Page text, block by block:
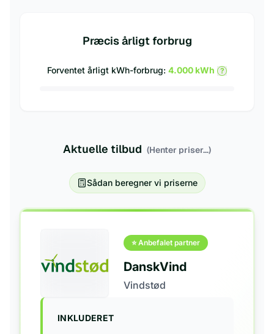
Præcis årligt forbrug
Forventet årligt kWh-forbrug: 4.000kWh ?
Aktuelle tilbud (Henter priser...)
Sådan beregner vi priserne
⭐ Anbefalet partner
DanskVind
Vindstød
INKLUDERET